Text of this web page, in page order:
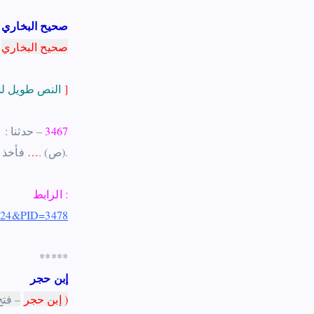
صحيح البخاري
صحيح البخاري
]
3467– حدثنا :
(ص) .
… .
الرابط :
*****
إبن حجر
إبن حجر – )